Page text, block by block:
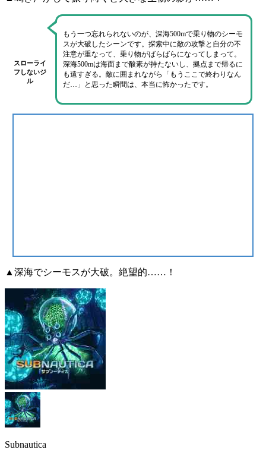
スローライ
フしないジ
ル
もう一つ忘れられないのが、 深海500mで乗り物のシーモ
スが大破したシーンです。探索中に敵の攻撃と自分の不
注意が重なって、 乗り物がばらばらになってしまって。
深海500mは海面まで酸素が持たないし、拠点まで帰るに
も遠すぎる。 敵に囲まれながら「もうここで終わりなん
だ…」と思った瞬間は、本当に怖かったです。
▲深海でシーモスが大破。絶望的……！
Subnautica